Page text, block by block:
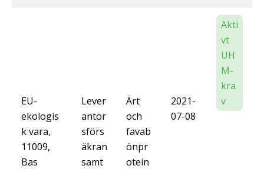
EU-
ekologis
k vara,
11009,
Bas
Lever
antör
sförs
äkran
samt
Ärt
och
favab
önpr
otein
2021-
07-08
Akti
vt
UH
M-
kra
v